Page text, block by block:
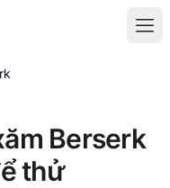
Berserk
thử